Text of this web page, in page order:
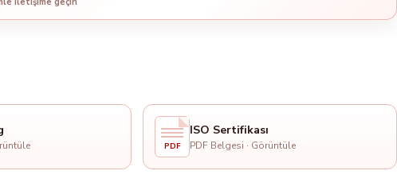
PDF
ISO Sertifikası
PDF Belgesi · Görüntüle